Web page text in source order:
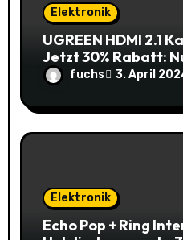
Elektronik
UGREEN HDMI 2.1
Jetzt 30% Rabatt:
10,99€
fuchs 3. April
Elektronik
Echo Pop + Ring